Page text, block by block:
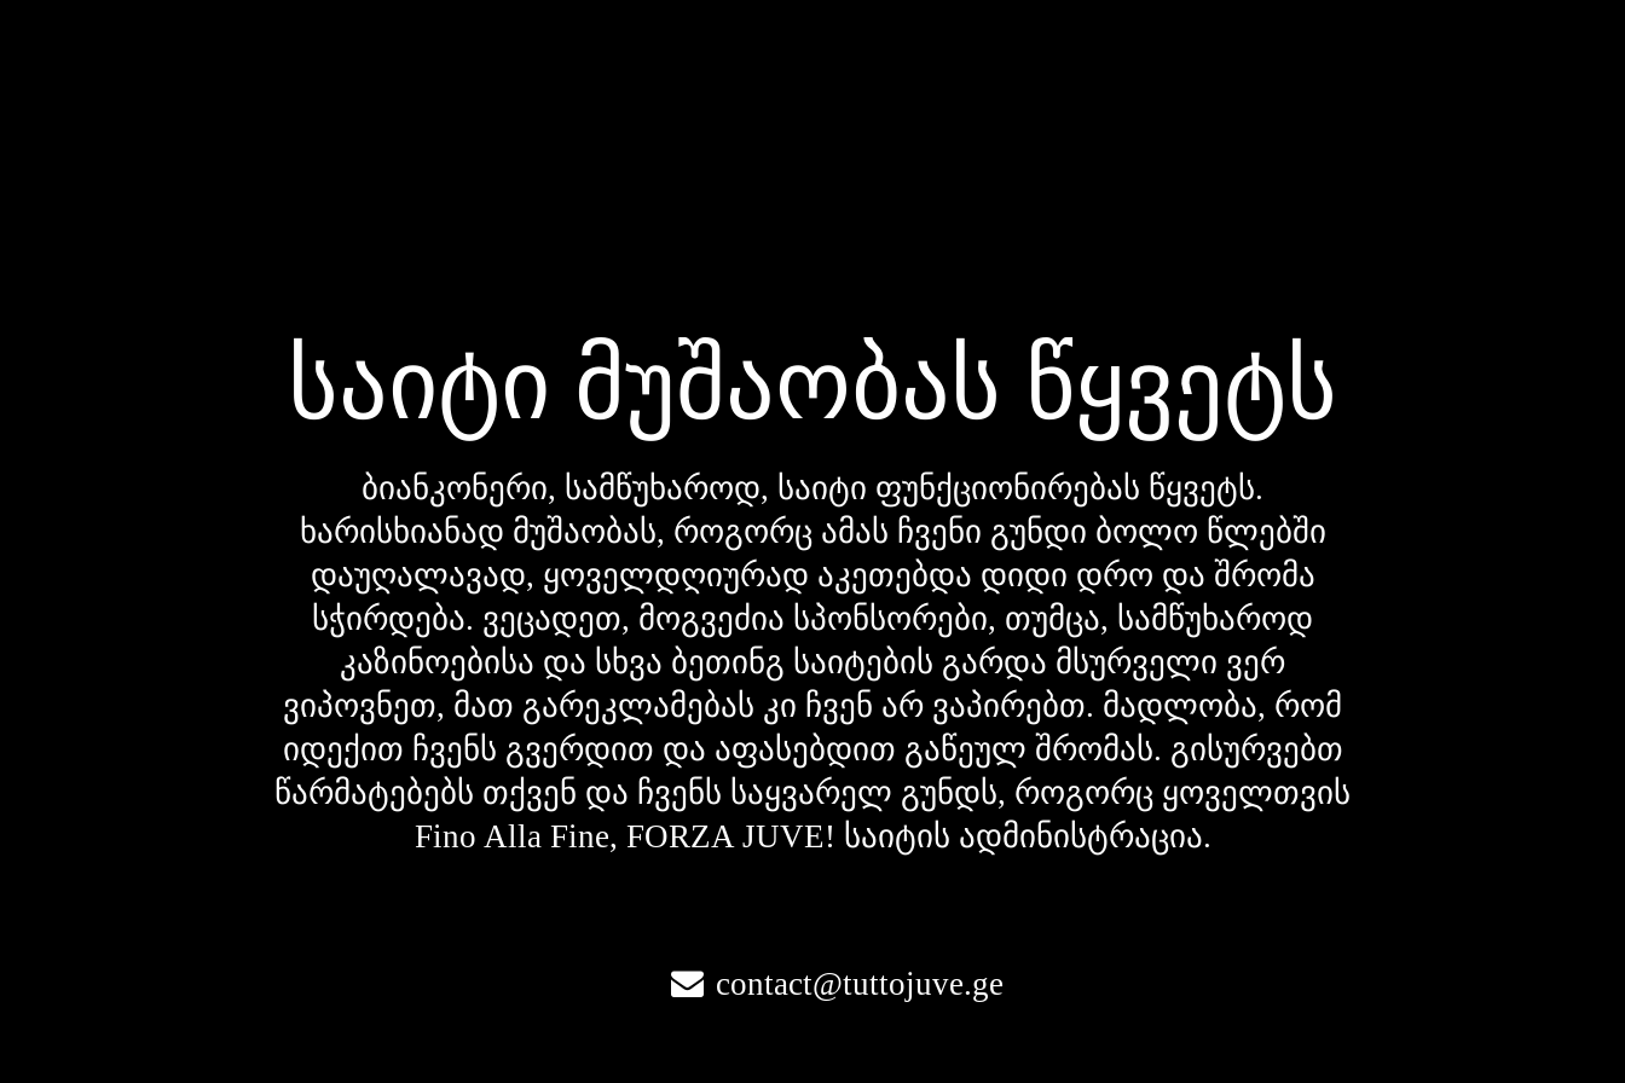
საიტი მუშაობას წყვეტს
ბიანკონერი, სამწუხაროდ, საიტი ფუნქციონირებას წყვეტს.
ხარისხიანად მუშაობას, როგორც ამას ჩვენი გუნდი ბოლო წლებში
დაუღალავად, ყოველდღიურად აკეთებდა დიდი დრო და შრომა
სჭირდება. ვეცადეთ, მოგვეძია სპონსორები, თუმცა, სამწუხაროდ
კაზინოებისა და სხვა ბეთინგ საიტების გარდა მსურველი ვერ
ვიპოვნეთ, მათ გარეკლამებას კი ჩვენ არ ვაპირებთ. მადლობა, რომ
იდექით ჩვენს გვერდით და აფასებდით გაწეულ შრომას. გისურვებთ
წარმატებებს თქვენ და ჩვენს საყვარელ გუნდს, როგორც ყოველთვის
Fino Alla Fine, FORZA JUVE! საიტის ადმინისტრაცია.
contact@tuttojuve.ge